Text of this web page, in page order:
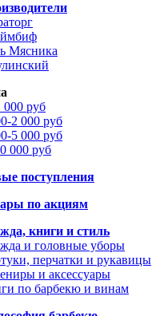
Мясника
000 руб
2 000 руб
5 000 руб
000 руб
поступления
по акциям
книги и стиль
и головные уборы
перчатки и рукавицы
и аксессуары
по барбекю и винам